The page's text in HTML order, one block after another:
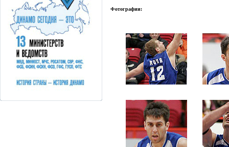
Фотографии: